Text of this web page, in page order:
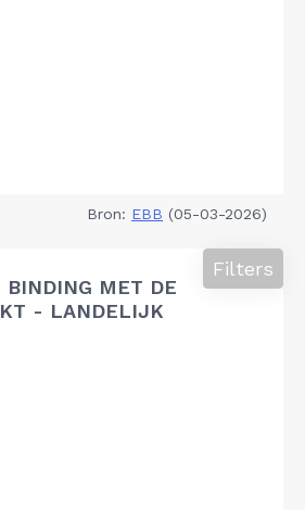
Bron: EBB (05-03-2026)
BINDING MET DE
- LANDELIJK
Filters